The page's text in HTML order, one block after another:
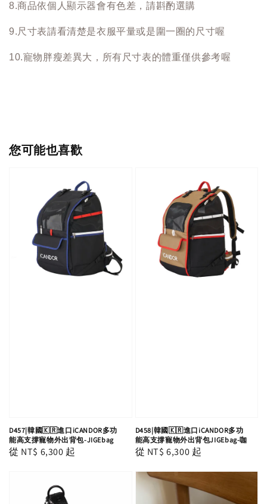
8.商品依個人顯示器會有色差，請斟酌選購
9.尺寸表請看清楚是衣服平量或是圍一圈的尺寸喔
10.寵物胖瘦差異大，所有尺寸表的體重僅供參考喔
您可能也喜歡
D457|韓國🇰🇷進口iCANDOR多功
能高支撐寵物外出背包-JIGEbag
Regular
從 NT$ 6,300 起
D458|韓國🇰🇷進口iCANDOR多功
能高支撐寵物外出背包JIGEbag-咖
Regular
從 NT$ 6,300 起